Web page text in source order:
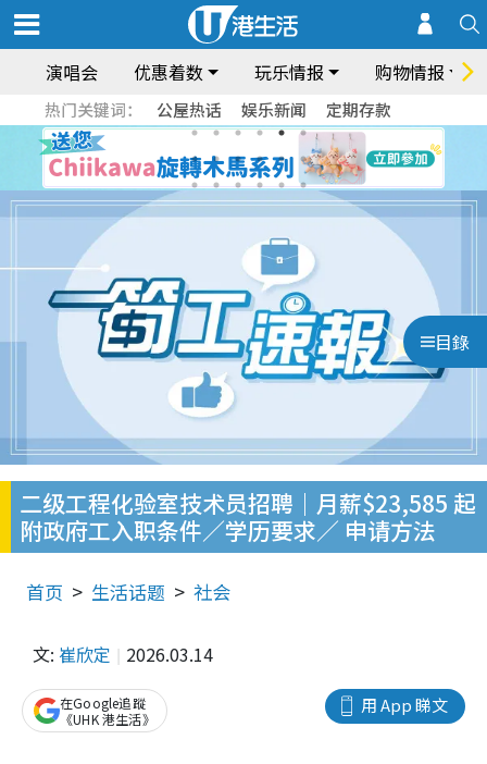
演唱会 优惠着数 玩乐情报 购物情报
热门关键词： 公屋热话 娱乐新闻 定期存款
目錄
二级工程化验室技术员招聘｜月薪$23,585 起
附政府工入职条件／学历要求／ 申请方法
首页 生活话题 社会
文: 崔欣定 2026.03.14
用 App 睇文
在Google追蹤
《UHK 港生活》